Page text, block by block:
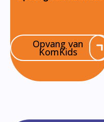
Opvang van
KomKids